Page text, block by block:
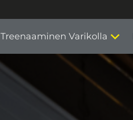
Treenaaminen Varikolla